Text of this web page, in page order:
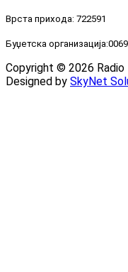
Врста прихода: 722591
Буџетска
Copyright © 2026 Radio
Designed by SkyNet